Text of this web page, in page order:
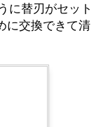
に替刃がセット
に交換できて清